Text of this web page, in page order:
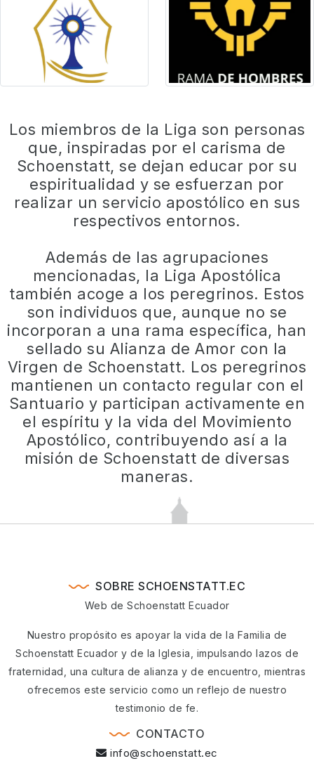
Los miembros de la Liga son personas
que, inspiradas por el carisma de
Schoenstatt, se dejan educar por su
espiritualidad y se esfuerzan por
realizar un servicio apostólico en sus
respectivos entornos.
Además de las agrupaciones
mencionadas, la Liga Apostólica
también acoge a los peregrinos. Estos
son individuos que, aunque no se
incorporan a una rama específica, han
sellado su Alianza de Amor con la
Virgen de Schoenstatt. Los peregrinos
mantienen un contacto regular con el
Santuario y participan activamente en
el espíritu y la vida del Movimiento
Apostólico, contribuyendo así a la
misión de Schoenstatt de diversas
maneras.
SOBRE SCHOENSTATT.EC
Web de Schoenstatt Ecuador
Nuestro propósito es apoyar la vida de la Familia de
Schoenstatt Ecuador y de la Iglesia, impulsando lazos de
fraternidad, una cultura de alianza y de encuentro, mientras
ofrecemos este servicio como un reflejo de nuestro
testimonio de fe.
CONTACTO
info@schoenstatt.ec